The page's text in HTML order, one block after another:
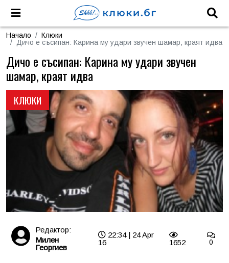
Начало
Клюки
Дичо е съсипан: Карина му удари звучен шамар, краят идва
КЛЮКИ
Дичо е съсипан: Карина му удари звучен
шамар, краят идва
Редактор:
Милен
Георгиев
22:34 | 24 Apr
16
1652 0